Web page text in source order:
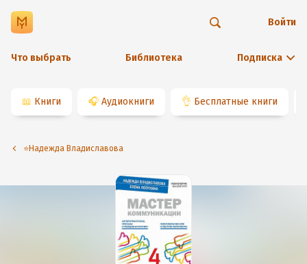
Что выбрать Библиотека Подписка
Войти
📖 Книги 🎧 Аудиокниги 👌 Бесплатные книги
⭐️Надежда Владиславова